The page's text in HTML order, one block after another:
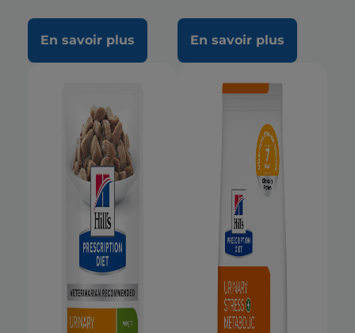
En savoir plus En savoir plus